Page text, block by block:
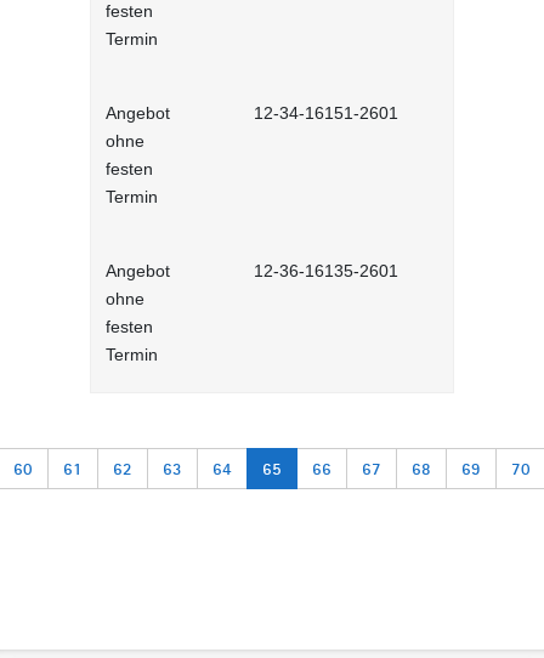
festen
Termin
Angebot
ohne
festen
Termin
12-34-16151-2601
Angebot
ohne
festen
Termin
12-36-16135-2601
60 61 62 63 64 65 66 67 68 69 70